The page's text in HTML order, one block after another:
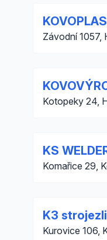
Závodní 1057,
Kotopeky 24,
KS
Komařice 29,
K3
Kurovice 106,